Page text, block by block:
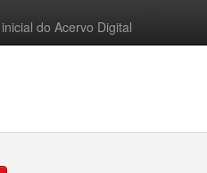
do Acervo Digital